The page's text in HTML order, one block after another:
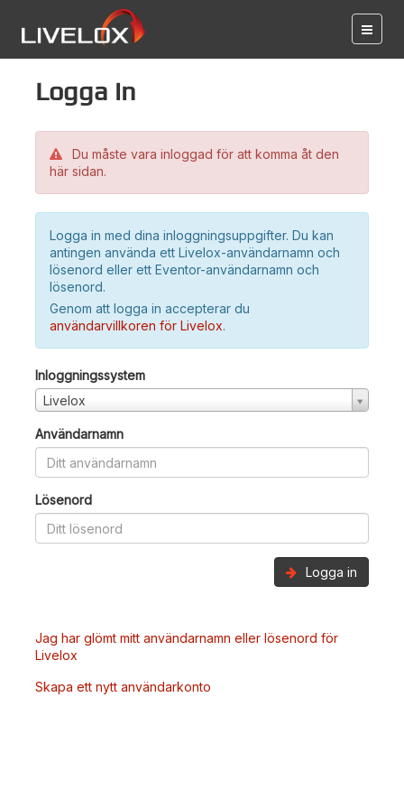
Logga in
Du måste vara inloggad för att komma åt den
här sidan.
Logga in med dina inloggningsuppgifter. Du kan
antingen använda ett Livelox-användarnamn och
lösenord eller ett Eventor-användarnamn och
lösenord.
Genom att logga in accepterar du
användarvillkoren för Livelox.
Inloggningssystem
Livelox
Användarnamn
Lösenord
Logga in
Jag har glömt mitt användarnamn eller lösenord för
Livelox
Skapa ett nytt användarkonto